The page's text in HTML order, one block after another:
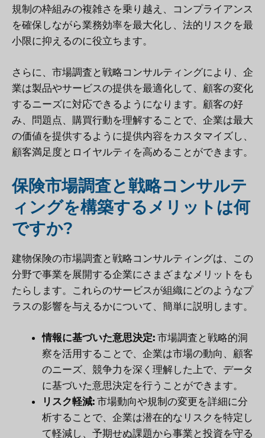
規制の枠組みの複雑さを乗り越え、コンプライアンス
を確保しながら業務効率を最大化し、法的リスクを最
小限に抑えるのに役立ちます。
さらに、市場調査と戦略コンサルティングにより、企
業は製品やサービスの提供を最適化して、顧客の変化
するニーズに対応できるようになります。顧客の好
み、問題点、購買行動を理解することで、企業は最大
の価値を提供するように提供内容をカスタマイズし、
顧客満足度とロイヤルティを高めることができます。
保険市場調査と戦略コンサルテ
ィングを構築するメリットは何
ですか?
建物保険の市場調査と戦略コンサルティングは、この
分野で事業を展開する企業にさまざまなメリットをも
たらします。これらのサービスが組織にどのようなプ
ラスの影響を与えるかについて、簡単に説明します。
情報に基づいた意思決定: 市場調査と戦略的洞
察を活用することで、企業は市場の動向、顧客
のニーズ、競争力を深く理解した上で、データ
に基づいた意思決定を行うことができます。
リスク軽減: 市場動向や規制の変更を詳細に分
析することで、企業は潜在的なリスクを特定し
て軽減し、予期せぬ課題から事業と投資を守る